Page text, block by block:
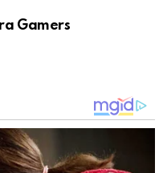
Gamers